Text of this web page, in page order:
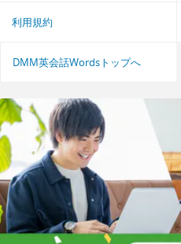
利用規約
DMM英会話Wordsトップへ